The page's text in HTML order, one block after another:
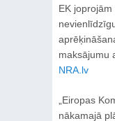
EK
maksājumu
NRA.lv
„Eiropas
nākamajā